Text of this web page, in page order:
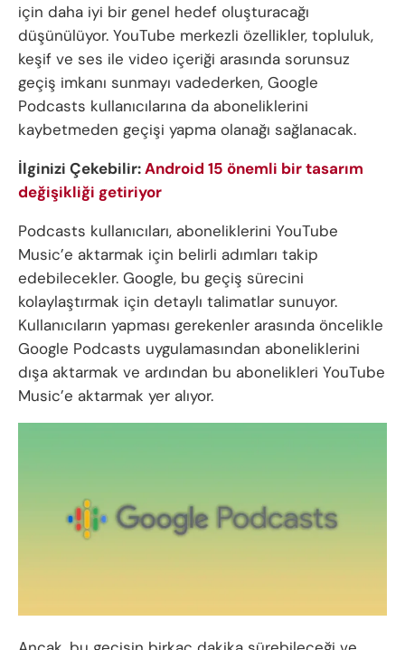
için daha iyi bir genel hedef oluşturacağı
düşünülüyor. YouTube merkezli özellikler, topluluk,
keşif ve ses ile video içeriği arasında sorunsuz
geçiş imkanı sunmayı vadederken, Google
Podcasts kullanıcılarına da aboneliklerini
kaybetmeden geçişi yapma olanağı sağlanacak.
İlginizi Çekebilir:Android 15 önemli bir tasarım
değişikliği getiriyor
Podcasts kullanıcıları, aboneliklerini YouTube
Music’e aktarmak için belirli adımları takip
edebilecekler. Google, bu geçiş sürecini
kolaylaştırmak için detaylı talimatlar sunuyor.
Kullanıcıların yapması gerekenler arasında öncelikle
Google Podcasts uygulamasından aboneliklerini
dışa aktarmak ve ardından bu abonelikleri YouTube
Music’e aktarmak yer alıyor.